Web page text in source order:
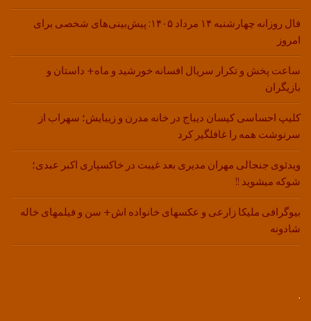
فال روزانه چهارشنبه ۱۴ مرداد ۱۴۰۵: پیش‌بینی‌های شخصی برای
امروز
ساعت پخش و تکرار سریال افسانه خورشید و ماه+ داستان و
بازیگران
کلیپ احساسی کیسان دیباج در خانه مدرن و زیبایش؛ سهراب از
سرنوشت همه را غافلگیر کرد
ویدئوی جنجالی مهران مدیری بعد غیبت در خاکسپاری اکبر عبدی؛
شوکه میشوید !!
بیوگرافی ملیکا زارعی و عکسهای خانواده اش+ سن و فیلمهای خاله
شادونه
.